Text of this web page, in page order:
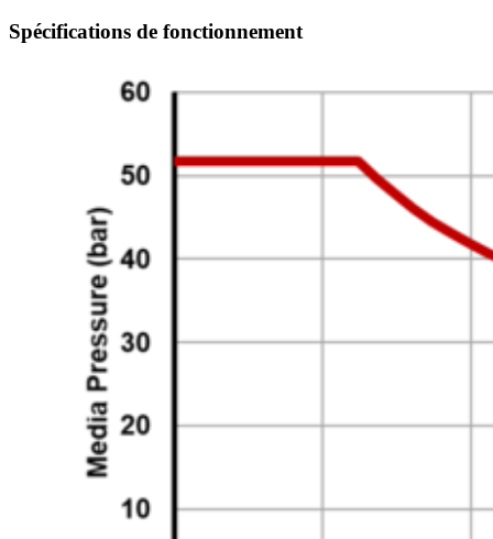
Spécifications de fonctionnement